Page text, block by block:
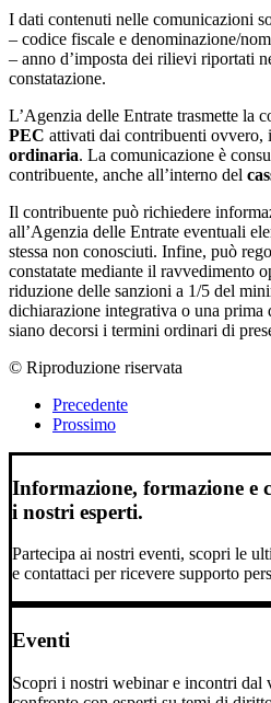
I dati contenuti nelle comunicazioni
– codice fiscale e denominazione/
– anno d’imposta dei rilievi riportati
constatazione.
L’Agenzia delle Entrate trasmette la
PEC attivati dai contribuenti ovvero,
ordinaria. La comunicazione è
contribuente, anche all’interno del
Il contribuente può richiedere
all’Agenzia delle Entrate eventuali
stessa non conosciuti. Infine, può
constatate mediante il ravvedimento
riduzione delle sanzioni a 1/5 del
dichiarazione integrativa o una prima
siano decorsi i termini ordinari di
© Riproduzione riservata
Precedente
Prossimo
Informazione, formazione e
i nostri esperti.
Partecipa ai nostri eventi, scopri le
e contattaci per ricevere supporto
Eventi
Scopri i nostri webinar e incontri dal